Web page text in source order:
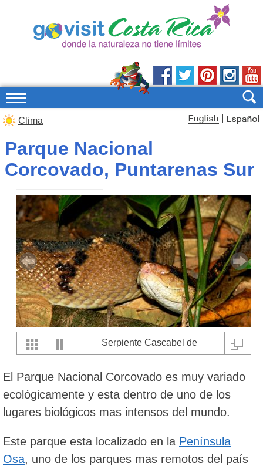
Clima
Parque Nacional
Corcovado, Puntarenas Sur
Serpiente Cascabel de
El Parque Nacional Corcovado es muy variado
ecológicamente y esta dentro de uno de los
lugares biológicos mas intensos del mundo.
Este parque esta localizado en la Península
Osa, uno de los parques mas remotos del país